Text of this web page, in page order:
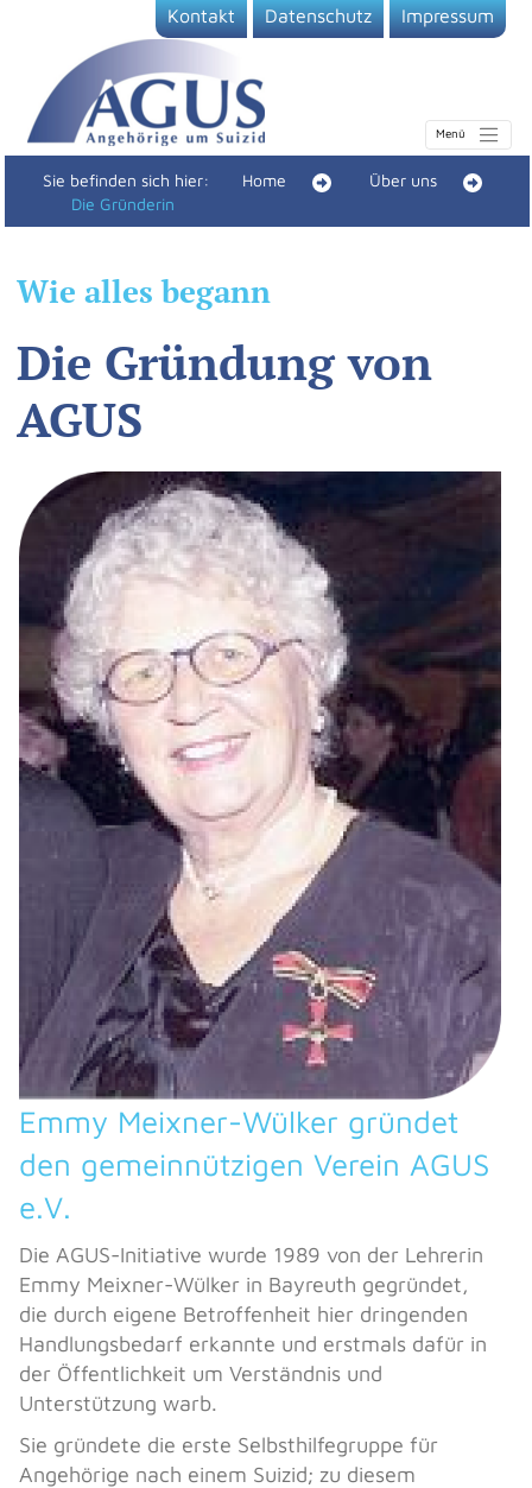
Kontakt Datenschutz Impressum
Sie befinden sich hier: Home
Über uns
Die Gründerin
Wie alles begann
Die Gründung von
AGUS
Emmy Meixner-Wülker gründet
den gemeinnützigen Verein AGUS
e.V.
Die AGUS-Initiative wurde 1989 von der Lehrerin
Emmy Meixner-Wülker in Bayreuth gegründet,
die durch eigene Betroffenheit hier dringenden
Handlungsbedarf erkannte und erstmals dafür in
der Öffentlichkeit um Verständnis und
Unterstützung warb.
Sie gründete die erste Selbsthilfegruppe für
Angehörige nach einem Suizid; zu diesem